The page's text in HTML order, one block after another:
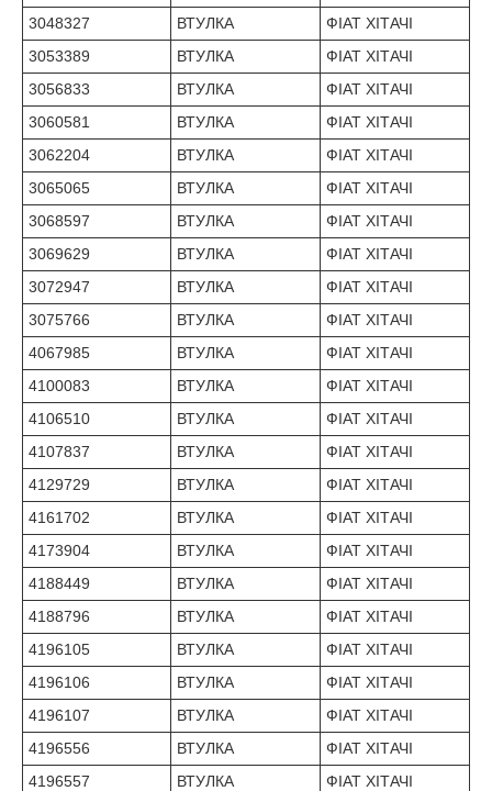
3048327
ВТУЛКА
ФІАТ ХІТАЧІ
3053389
ВТУЛКА
ФІАТ ХІТАЧІ
3056833
ВТУЛКА
ФІАТ ХІТАЧІ
3060581
ВТУЛКА
ФІАТ ХІТАЧІ
3062204
ВТУЛКА
ФІАТ ХІТАЧІ
3065065
ВТУЛКА
ФІАТ ХІТАЧІ
3068597
ВТУЛКА
ФІАТ ХІТАЧІ
3069629
ВТУЛКА
ФІАТ ХІТАЧІ
3072947
ВТУЛКА
ФІАТ ХІТАЧІ
3075766
ВТУЛКА
ФІАТ ХІТАЧІ
4067985
ВТУЛКА
ФІАТ ХІТАЧІ
4100083
ВТУЛКА
ФІАТ ХІТАЧІ
4106510
ВТУЛКА
ФІАТ ХІТАЧІ
4107837
ВТУЛКА
ФІАТ ХІТАЧІ
4129729
ВТУЛКА
ФІАТ ХІТАЧІ
4161702
ВТУЛКА
ФІАТ ХІТАЧІ
4173904
ВТУЛКА
ФІАТ ХІТАЧІ
4188449
ВТУЛКА
ФІАТ ХІТАЧІ
4188796
ВТУЛКА
ФІАТ ХІТАЧІ
4196105
ВТУЛКА
ФІАТ ХІТАЧІ
4196106
ВТУЛКА
ФІАТ ХІТАЧІ
4196107
ВТУЛКА
ФІАТ ХІТАЧІ
4196556
ВТУЛКА
ФІАТ ХІТАЧІ
4196557
ВТУЛКА
ФІАТ ХІТАЧІ